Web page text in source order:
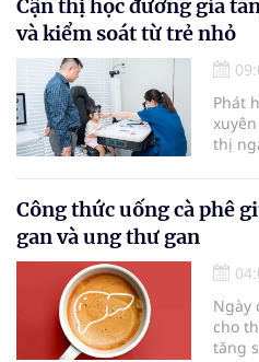
hiệu
đến
Cận thị học đường gia
và kiểm soát từ trẻ nhỏ
Phát
thị
trẻ.
Đô
Công thức uống cà phê
gan và ung thư gan
Ngày
cho
tăng